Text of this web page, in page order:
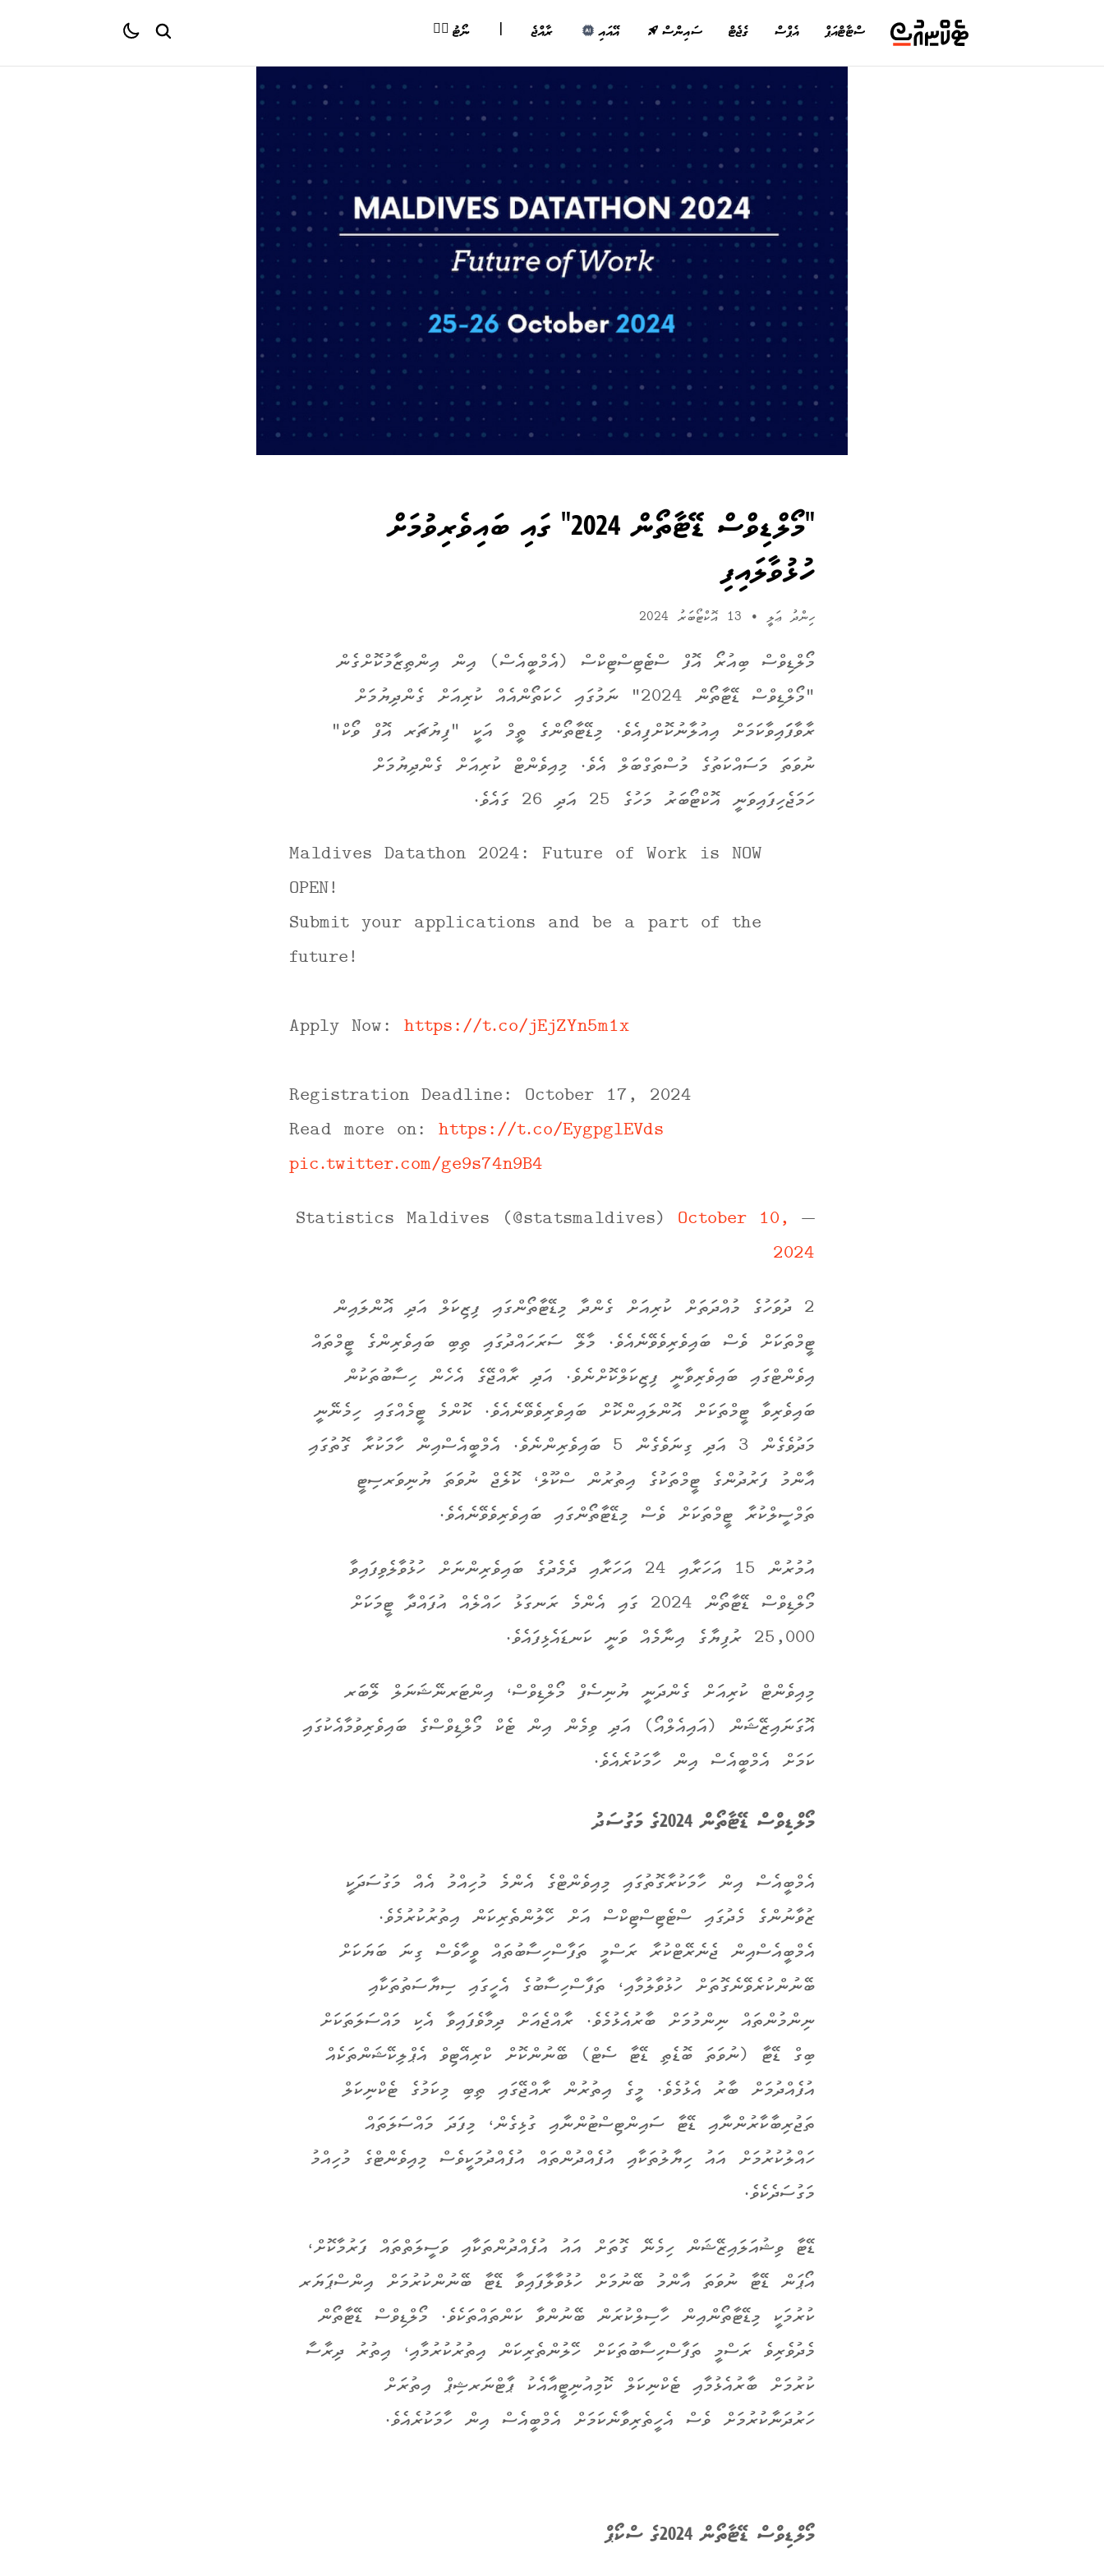
ސްޓާޓްއަޕް އެޕްސް ގެޖެޓް ސައިންސް އޭއައި ރާއްޖެ ނޯޓު ✍🏽
"މޯލްޑިވްސް ޑޭޓާތޯން 2024" ގައި ބައިވެރިވުމަށް
ހުޅުވާލައިފި
ހިންދު ޢަލީ •
މޯލްޑިވްސް ބިއުރޯ އޮފް ސްޓެޓިސްޓިކްސް (އެމްބީއެސް) އިން އިންތިޒާމުކޮށްގެން
"މޯލްޑިވްސް ޑޭޓާތޯން 2024" ނަމުގައި ހެކަތޯންއެއް ކުރިއަށް ގެންދިޔުމަށް
ރާވާފަައިވާކަމަށް އިއުލާނުކޮށްފިއެވެ. މިޑޭޓާތޯންގެ ތީމް އަކީ "ފިޔުޗަރ އޮފް ވޯކް"
ނުވަތަ މަސައްކަތުގެ މުސްތަގްބަލް އެވެ. މިއިވެންޓް ކުރިއަށް ގެންދިޔުމަށް
ހަމަޖެހިފައިވަނީ އޮކްޓޯބަރު މަހުގެ 25 އަދި 26 ގައެވެ.
Maldives Datathon 2024: Future of Work is NOW
OPEN!
Submit your applications and be a part of the
future!
Apply Now: https://t.co/jEjZYn5m1x
Registration Deadline: October 17, 2024
Read more on: https://t.co/EygpglEVds
pic.twitter.com/ge9s74n9B4
— Statistics Maldives (@statsmaldives)
October 10,
2024
2 ދުވަހުގެ މުއްދަތަށް ކުރިއަށް ގެންދާ މިޑޭޓާތޯންގައި ފިޒިކަލް އަދި އޮންލައިން
ޓީމްތަކަށް ވެސް ބައިވެރިވެވޭނެއެވެ. މާލޭ ސަރަހައްދުގައި ތިބި ބައިވެރިންގެ ޓީމްތައް
އިވެންޓްގައި ބައިވެރިވާނީ ފިޒިކަލްކޮށްނެވެ. އަދި ރާއްޖޭގެ އެހެން ހިސާބުތަކުން
ބައިވެރިވާ ޓީމްތަކަށް އޮންލައިންކޮށް ބައިވެރިވެވޭނެއެވެ. ކޮންމެ ޓީމެއްގައި ހިމެނޭނީ
މަދުވެގެން 3 އަދި ގިނަވެގެން 5 ބައިވެރިންނެވެ. އެމްބީއެސްއިން ހާމަކުރާ ގޮތުގައި
އާންމު ފަރުދުންގެ ޓީމްތަކުގެ އިތުރުން ސްކޫލް، ކޮލެޖް ނުވަތަ ޔުނިވަރސިޓީ
ތަމްސީލްކުރާ ޓީމްތަކަށް ވެސް މިޑޭޓާތޯންގައި ބައިވެރިވެވޭނެއެވެ.
އުމުރުން 15 އަހަރާއި 24 އަހަރާއި ދެމެދުގެ ބައިވެރިންނަށް ހުޅުވާލެވިފައިވާ
މޯލްޑިވްސް ޑޭޓާތޯން 2024 ގައި އެންމެ ރަނގަޅު ހައްލެއް އުފައްދާ ޓީމަކަށް
25,000 ރުފިޔާގެ އިނާމެއް ވަނީ ކަނޑައެޅިފައެވެ.
މިއިވެންޓް ކުރިއަށް ގެންދަނީ ޔުނިސެފް މޯލްޑިވްސް، އިންޓަރނޭޝަނަލް ލޭބަރ
އޮގަނައިޒޭޝަން (އައިއެލްއޯ) އަދި ވިމެން އިން ޓެކް މޯލްޑިވްސްގެ ބައިވެރިވުމާއެކުގައި
ކަމަށް އެމްބީއެސް އިން ހާމަކުރެއެވެ.
މޯލްޑިވްސް ޑޭޓާތޯން 2024ގެ މަގުސަދު
އެމްބީއެސް އިން ހާމަކުރާގޮތުގައި މިއިވެންޓްގެ އެންމެ މުހިއްމު އެއް މަގުސަދަކީ
ޒުވާނުންގެ މެދުގައި ސްޓެޓިސްޓިކްސް އަށް ހޭލުންތެރިކަން އިތުރުކުރުމެވެ.
އެމްބީއެސްއިން ޖެނެރޭޓްކުރާ ރަސްމީ ތަފާސްހިސާބުތައް ވީހާވެސް ގިނަ ބަޔަކަށް
ބޭނުންކުރެވޭނެގޮތަށް ހުޅުވާލުމާއި، ތަފާސްހިސާބުގެ އެހީގައި ސިޔާސަތުތަކާއި
ނިންމުންތައް ނިންމުމަށް ބާރުއެޅުމެވެ. ރާއްޖެއަށް ދިމާވެފައިވާ އެކި މައްސަލަތަކަށް
ބިގް ޑޭޓާ (ނުވަތަ ބޮޑެތި ޑޭޓާ ސެޓް) ބޭނުންކޮށް ކްރިއޭޓިވް އެޕްލިކޭޝަންތަކެއް
އުފެއްދުމަށް ބާރު އެޅުމެވެ. މީގެ އިތުރުން ރާއްޖޭގައި ތިބި މިކަމުގެ ޓެކްނިކަލް
ތަޖުރިބާކާރުންނާއި ޑޭޓާ ސައިންޓިސްޓުންނާއި ގުޅިގެން، މިފަދަ މައްސަލަތައް
ހައްލުކުރުމަށް އައު ހިޔާލުތަކާއި އުފެއްދުންތައް އުފެއްދުމަކީވެސް މިއިވެންޓްގެ މުހިއްމު
މަގުސަދެކެވެ.
ޑޭޓާ ވިޝުއަލައިޒޭޝަން ހިމެނޭ ގޮތަށް އައު އުފެއްދުންތަކާއި ވަސީލަތްތައް ފަރުމާކޮށް،
އޯޕަން ޑޭޓާ ނުވަތަ އާންމު ބޭނުމަށް ހުޅުވާލާފައިވާ ޑޭޓާ ބޭނުންކުރުމަށް އިންސްޕަޔަރ
ކުރުމަކީ މިޑޭޓާތޯންއިން ހާސިލްކުރަން ބޭނުންވާ ކަންތައްތަކެވެ. މޯލްޑިވްސް ޑޭޓާތޯން
މެދުވެރިވެ ރަސްމީ ތަފާސްހިސާބުތަކަށް ހޭލުންތެރިކަން އިތުރުކުރުމާއި، އިތުރު ދިރާސާ
ކުރުމަށް ބާރުއެޅުމާއި ޓެކްނިކަލް ކޮމިއުނިޓީއާއެކު ޕާޓްނަރޝިޕް އިތުރަށް
ހަރުދަނާކުރުމަށް ވެސް އެހީތެރިވާނެކަމަށް އެމްބީއެސް އިން ހާމަކުރެއެވެ.
މޯލްޑިވްސް ޑޭޓާތޯން 2024ގެ ސްކޯޕް